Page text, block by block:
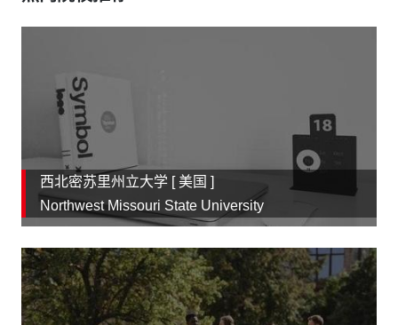
西北密苏里州立大学 [ 美国 ]
Northwest Missouri State University